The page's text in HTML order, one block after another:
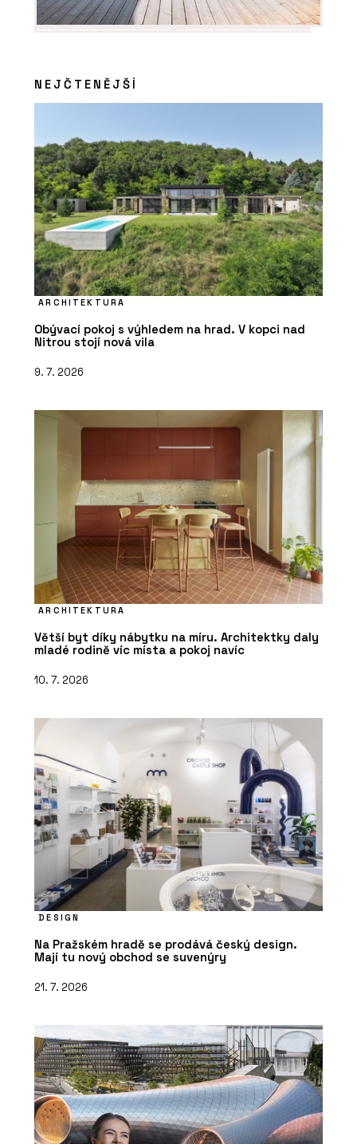
NEJČTENĚJŠÍ
ARCHITEKTURA
Obývací pokoj s výhledem na hrad. V kopci nad
Nitrou stojí nová vila
9. 7. 2026
ARCHITEKTURA
Větší byt díky nábytku na míru. Architektky daly
mladé rodině víc místa a pokoj navíc
10. 7. 2026
DESIGN
Na Pražském hradě se prodává český design.
Mají tu nový obchod se suvenýry
21. 7. 2026